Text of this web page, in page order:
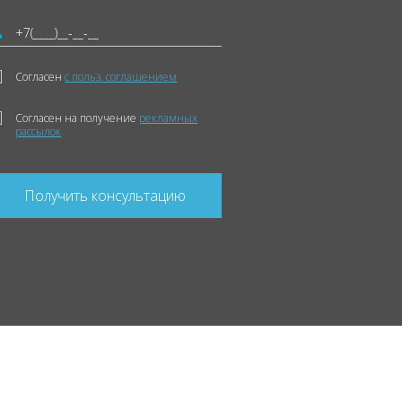
Согласенс польз. соглашением
Согласен на получение рекламных
рассылок
Получить консультацию